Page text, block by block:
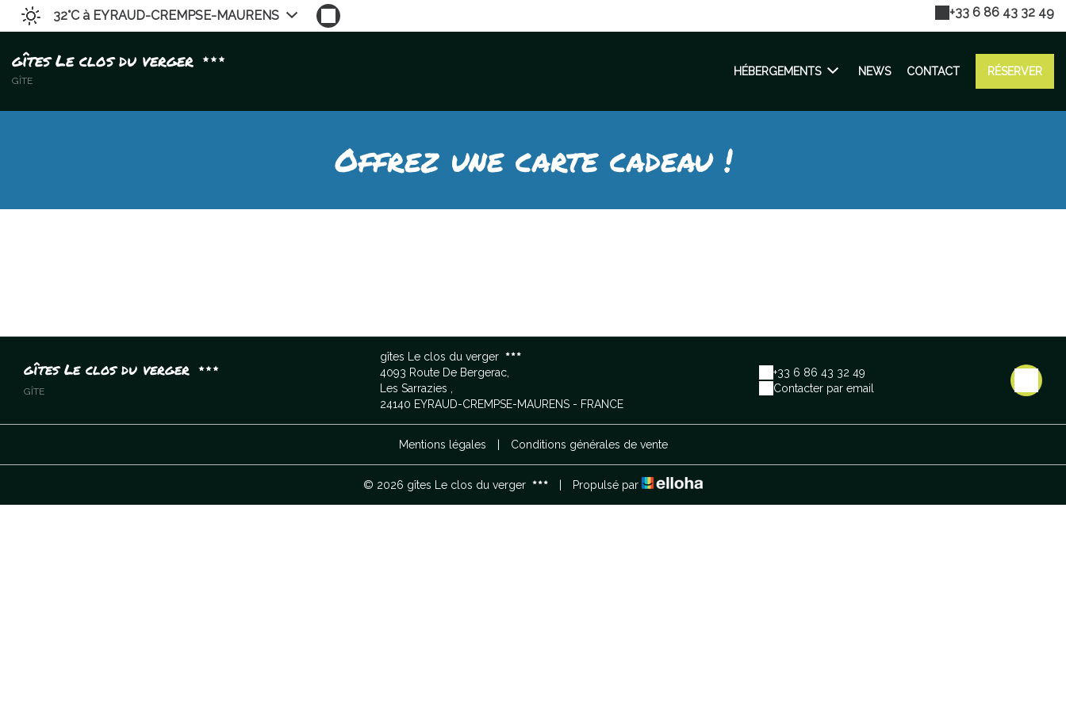
32°C à EYRAUD-CREMPSE-MAURENS +33 6 86 43 32 49
gîtes Le clos du verger
GÎTE
HÉBERGEMENTS NEWS CONTACT RÉSERVER
Offrez une carte cadeau !
gîtes Le clos du verger
GÎTE
gîtes Le clos du verger
4093 Route De Bergerac,
Les Sarrazies ,
24140 EYRAUD-CREMPSE-MAURENS - FRANCE
+33 6 86 43 32 49
Contacter par email
Mentions légales Conditions générales de vente
© 2026 gîtes Le clos du verger Propulsé par